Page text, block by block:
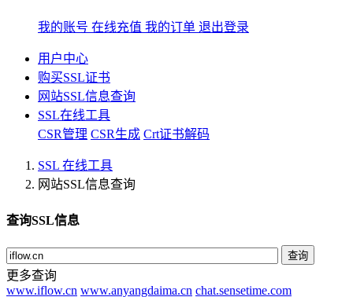
我的账号 在线充值 我的订单 退出登录
用户中心
购买SSL证书
网站SSL信息查询
SSL在线工具
CSR管理 CSR生成 Crt证书解码
SSL 在线工具
网站SSL信息查询
查询SSL信息
查询
更多查询
www.iflow.cn www.anyangdaima.cn chat.sensetime.com